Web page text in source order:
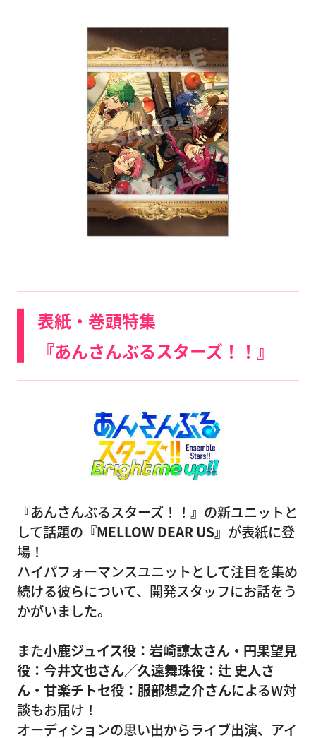
表紙・巻頭特集
『あんさんぶるスターズ！！』
『あんさんぶるスターズ！！』の新ユニットと
して話題の 『MELLOW DEAR US』 が表紙に登
場！
ハイパフォーマンスユニットとして注目を集め
続ける彼らについて、開発スタッフにお話をう
かがいました。
また小鹿ジュイス役：岩崎諒太さん・円果望見
役：今井文也さん／久遠舞珠役：辻 史人さ
ん・甘楽チトセ役：服部想之介さんによるW対
談もお届け！
オーディションの思い出からライブ出演、アイ